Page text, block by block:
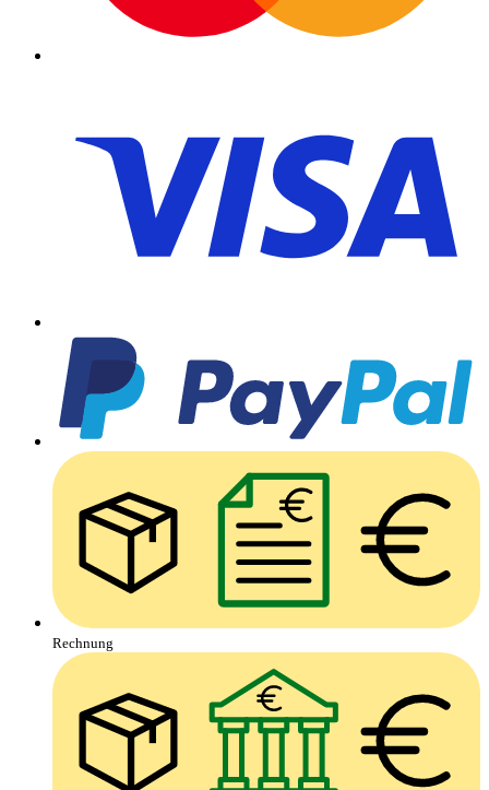
Rechnung